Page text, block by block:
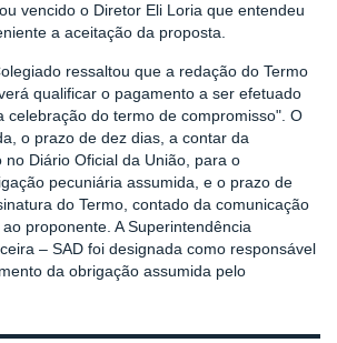
vencido o Diretor Eli Loria que entendeu
a aceitação da proposta.
ressaltou que a redação do Termo
qualificar o pagamento a ser efetuado
celebração do termo de compromisso". O
o prazo de dez dias, a contar da
no Diário Oficial da União, para o
pecuniária assumida, e o prazo de
do Termo, contado da comunicação
proponente. A Superintendência
– SAD foi designada como responsável
da obrigação assumida pelo